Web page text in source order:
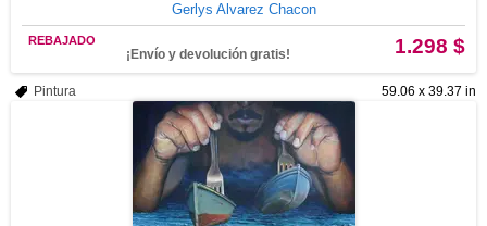
Gerlys Alvarez Chacon
1.298 $
REBAJADO
¡Envío y devolución gratis!
59.06 x 39.37 in
Pintura